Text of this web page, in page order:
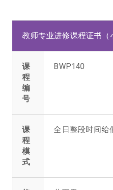
教师专业进修课程证书（
课
程
编
号
BWP140
课
程
模
式
全日整段时间给